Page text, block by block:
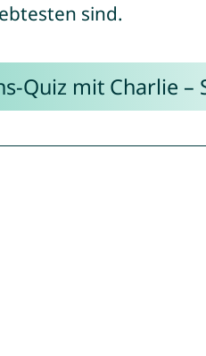
sind.
Quiz mit Charlie –